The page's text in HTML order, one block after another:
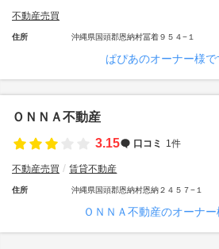
不動産売買
住所 沖縄県国頭郡恩納村冨着９５４−１
ぱぴあのオーナー様で
ＯＮＮＡ不動産
3.15
口コミ 1件
不動産売買 賃貸不動産
住所 沖縄県国頭郡恩納村恩納２４５７−１
ＯＮＮＡ不動産のオーナー